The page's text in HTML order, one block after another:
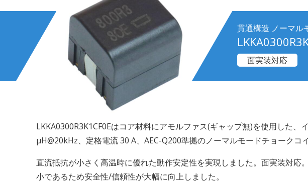
貫通構造 ノーマル
面実装対応
LKKA0300R3K1CF0Eはコア材料にアモルファス(ギャップ無)を使用した、
μH@20kHz、定格電流 30 A、AEC-Q200準拠のノーマルモードチョークコイ
直流抵抗が小さく高温時に優れた動作安定性を実現しました。面実装対応
小であるため安全性/信頼性が大幅に向上しました。